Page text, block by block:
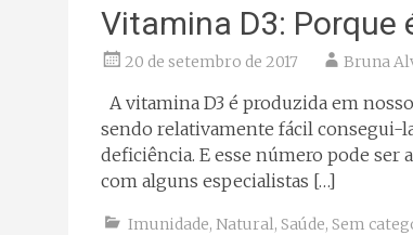
Vitamina D3:
20 de setembro de 2017 Bruna
A vitamina D3 é produzida em
sendo relativamente fácil consegui-
deficiência. E esse número pode ser
com alguns especialistas […]
Imunidade, Natural, Saúde, Sem